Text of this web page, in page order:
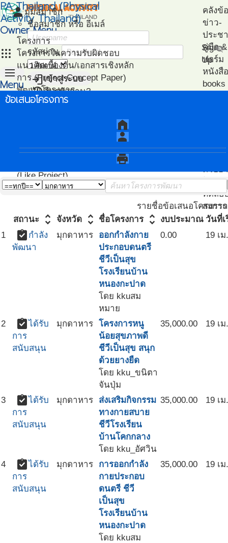
PA Thailand (Physical
Activity Thailand)
Owner Menu
apps
personมุมสมาชิก
ชื่อสมาชิก หรือ อีเมล์
รหัสผ่าน visibility_off
loginเข้าสู่ระบบ
restoreลืมรหัสผ่าน?
Sign
Up
menu
Menu
หน้า
โครงการ
โครงการในความรับผิดชอบ
แนวคิดเบื้องต้น/เอกสารเชิงหลัก
การ (Project Concept Paper)
พัฒนาโครงการ
(Project Development)
(Project Mapping)
(Like Project)
คลังข้
ข่าว-
ประช
คู่มือ
ฟอร์ม
หนังสื
books
โปรแ
ทดสอ
สมรร
ข้อเสนอโครงการ
home
person
print
รายชื่อข้อเสนอโครงการ
สถานะ
unfold_more จังหวัด unfold_more ชื่อโครงการ unfold_more งบประมาณ วันที่
1
assignment_turned_in กำลัง
พัฒนา
มุกดาหาร
ออกกำลังกาย
ประกอบดนตรี
ชีวีเป็นสุข
โรงเรียนบ้าน
หนองกะปาด
โดย kkuสม
หมาย
0.00 19 เ
2 assignment_turned_inได้รับ
การ
สนับสนุน
มุกดาหาร โครงการหนู
น้อยสุขภาพดี
ชีวีเป็นสุข สนุก
ด้วยยางยืด
โดย kku_ขนิตา
จันปุ่ม
35,000.00 19 เ
3 assignment_turned_inได้รับ
การ
สนับสนุน
มุกดาหาร
ส่งเสริมกิจกรรม
ทางกายสบาย
ชีวีโรงเรียน
บ้านโคกกลาง
โดย kku_อัศวิน
35,000.00 19 เ
4 assignment_turned_inได้รับ
การ
สนับสนุน
มุกดาหาร
การออกกำลัง
กายประกอบ
ดนตรี ชีวี
เป็นสุข
โรงเรียนบ้าน
หนองกะปาด
โดย kkuสม
35,000.00 19 เ